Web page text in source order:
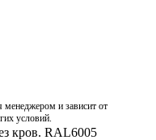
менеджером и зависит от
условий.
кров. RAL6005